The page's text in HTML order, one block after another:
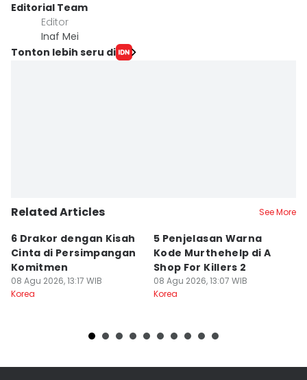
Editorial Team
Editor
Inaf Mei
Tonton lebih seru di
Related Articles See More
6 Drakor dengan Kisah
Cinta di Persimpangan
Komitmen
08 Agu 2026, 13:17 WIB
Korea
5 Penjelasan Warna
Kode Murthehelp di A
Shop For Killers 2
08 Agu 2026, 13:07 WIB
Korea